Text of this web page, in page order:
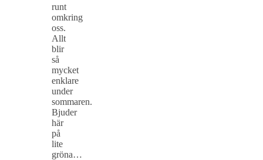
runt
omkring
oss.
Allt
blir
så
mycket
enklare
under
sommaren.
Bjuder
här
på
lite
gröna…